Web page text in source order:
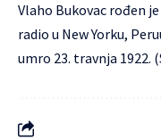
Vlaho Bukovac rođen
radio u New Yorku,
umro 23. travnja 1922.